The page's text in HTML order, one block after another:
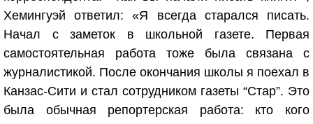
Хемингуэй ответил: «Я всегда старался писать.
Начал с заметок в школьной газете. Первая
самостоятельная работа тоже была связана с
журналистикой. После окончания школы я поехал в
Канзас-Сити и стал сотрудником газеты “Стар”. Это
была обычная репортерская работа: кто кого